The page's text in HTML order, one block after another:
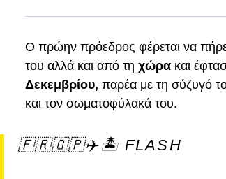
Ο πρώην πρόεδρος φέρεται να
του αλλά και από τη χώρα και
Δεκεμβρίου, παρέα με τη σύζυγό
και τον σωματοφύλακά του.
🇫🇷🇬🇵✈️🏝️ FLASH